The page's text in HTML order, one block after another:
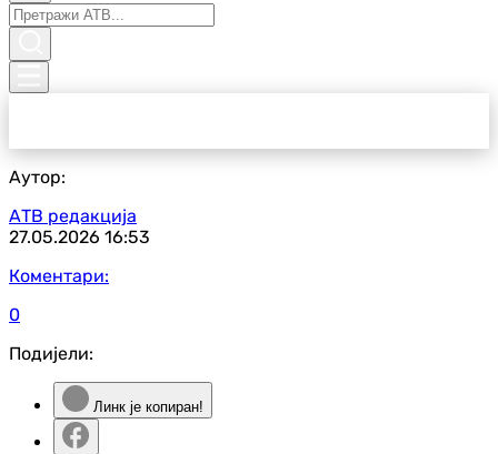
Аутор:
АТВ редакција
27.05.2026 16:53
Коментари:
0
Подијели:
Линк је копиран!